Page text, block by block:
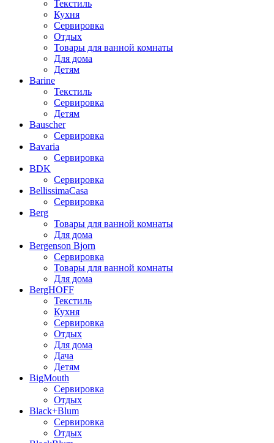
Текстиль
Кухня
Сервировка
Отдых
Товары для ванной комнаты
Для дома
Детям
Barine
Текстиль
Сервировка
Детям
Bauscher
Сервировка
Bavaria
Сервировка
BDK
Сервировка
BellissimaCasa
Сервировка
Berg
Товары для ванной комнаты
Для дома
Bergenson Bjorn
Сервировка
Товары для ванной комнаты
Для дома
BergHOFF
Текстиль
Кухня
Сервировка
Отдых
Для дома
Дача
Детям
BigMouth
Сервировка
Отдых
Black+Blum
Сервировка
Отдых